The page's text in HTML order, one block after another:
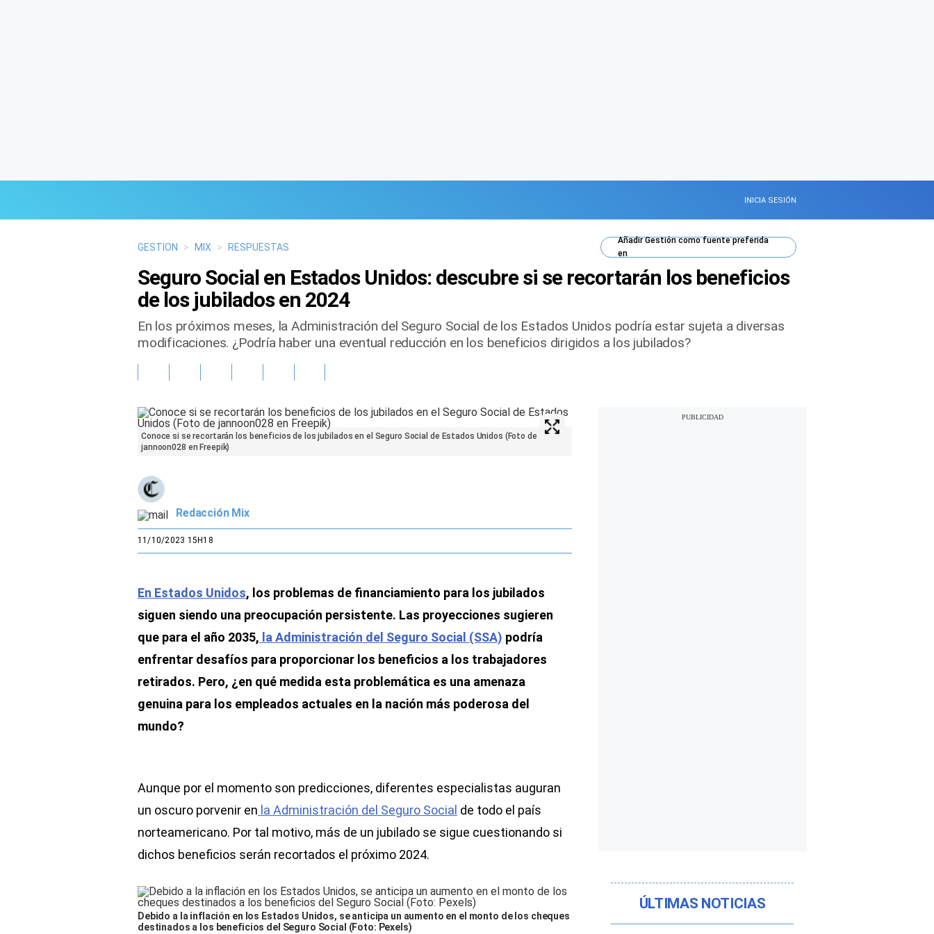
INICIA SESIÓN
GESTION > MIX > RESPUESTAS
AñadirGestióncomo fuente preferida
en
Seguro Social en Estados Unidos: descubre si se recortarán los beneficios
de los jubilados en 2024
En los próximos meses, la Administración del Seguro Social de los Estados Unidos podría estar sujeta a diversas
modificaciones. ¿Podría haber una eventual reducción en los beneficios dirigidos a los jubilados?
Conoce si se recortarán los beneficios de los jubilados en el Seguro Social de Estados Unidos (Foto de
jannoon028 en Freepik)
Redacción Mix
11/10/2023 15H18
En Estados Unidos, los problemas de financiamiento para los jubilados
siguen siendo una preocupación persistente. Las proyecciones sugieren
que para el año 2035, la Administración del Seguro Social (SSA) podría
enfrentar desafíos para proporcionar los beneficios a los trabajadores
retirados. Pero, ¿en qué medida esta problemática es una amenaza
genuina para los empleados actuales en la nación más poderosa del
mundo?
Aunque por el momento son predicciones, diferentes especialistas auguran
un oscuro porvenir en la Administración del Seguro Social de todo el país
norteamericano. Por tal motivo, más de un jubilado se sigue cuestionando si
dichos beneficios serán recortados el próximo 2024.
Debido a la inflación en los Estados Unidos, se anticipa un aumento en el monto de los cheques
destinados a los beneficios del Seguro Social (Foto: Pexels)
ÚLTIMAS NOTICIAS